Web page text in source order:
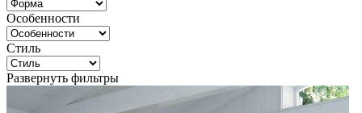
Особенности
Стиль
Развернуть фильтры